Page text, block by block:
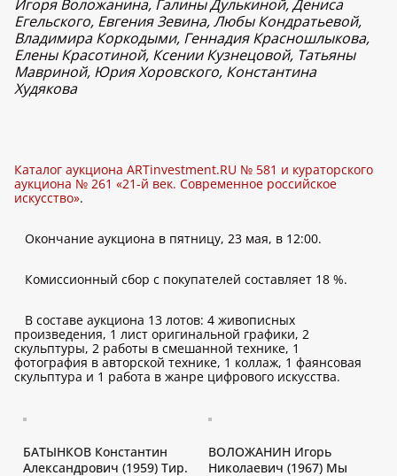
Игоря Воложанина, Галины Дулькиной, Дениса
Егельского, Евгения Зевина, Любы Кондратьевой,
Владимира Коркодыми, Геннадия Красношлыкова,
Елены Красотиной, Ксении Кузнецовой, Татьяны
Мавриной, Юрия Хоровского, Константина
Худякова
Каталог аукциона ARTinvestment.RU № 581 и кураторского
аукциона № 261 «21-й век. Современное российское
искусство».
Окончание аукциона в пятницу, 23 мая, в 12:00.
Комиссионный сбор с покупателей составляет 18 %.
В составе аукциона 13 лотов: 4 живописных
произведения, 1 лист оригинальной графики, 2
скульптуры, 2 работы в смешанной технике, 1
фотография в авторской технике, 1 коллаж, 1 фаянсовая
скульптура и 1 работа в жанре цифрового искусства.
БАТЫНКОВ Константин
Александрович (1959) Тир.
ВОЛОЖАНИН Игорь
Николаевич (1967) Мы